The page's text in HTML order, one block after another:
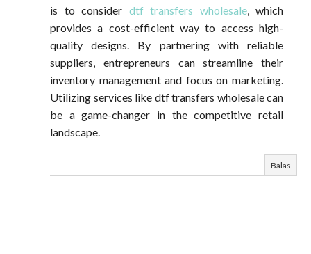
is to consider dtf transfers wholesale, which
provides a cost-efficient way to access high-
quality designs. By partnering with reliable
suppliers, entrepreneurs can streamline their
inventory management and focus on marketing.
Utilizing services like dtf transfers wholesale can
be a game-changer in the competitive retail
landscape.
Balas